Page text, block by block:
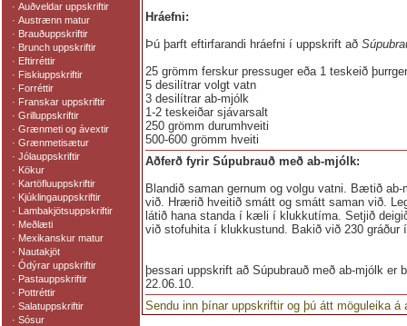
Hráefni:
Þú þarft eftirfarandi hráefni í uppskrift að
25 grömm ferskur pressuger eða 1 teskeið þurrger
5 desilítrar volgt vatn
3 desilítrar ab-mjólk
1-2 teskeiðar sjávarsalt
250 grömm durumhveiti
500-600 grömm hveiti
Aðferð fyrir Súpubrauð með ab-mjólk:
Blandið saman gernum og volgu vatni. Bætið
við. Hrærið hveitið smátt og smátt saman við.
látið hana standa í kæli í klukkutíma. Setjið
við stofuhita í klukkustund. Bakið við 230 gráður
þessari uppskrift að Súpubrauð með ab-mjólk
22.06.10.
Sendu inn þínar uppskriftir og þú átt möguleika
· Auðveldar uppskriftir
· Austrænn matur
· Brauðuppskriftir
· Brunch uppskriftir
· Eftirréttir
· Fiskiuppskriftir
· Forréttir
· Franskar uppskriftir
· Grilluppskriftir
· Grænmeti og ávextir
· Grænmetisætur
· Jólauppskriftir
· Kökur
· Kartöfluuppskriftir
· Kjúklingauppskriftir
· Lambakjötsuppskriftir
· Meðlæti
· Mexikanskur matur
· Nautakjöt
· Ódýrar uppskriftir
· Pastauppskriftir
· Pottréttir
· Salatuppskriftir
· Sósur